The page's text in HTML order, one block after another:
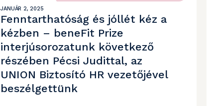
JANUÁR 2, 2025
Fenntarthatóság és jóllét kéz a
kézben – beneFit Prize
interjúsorozatunk következő
részében Pécsi Judittal, az
UNION Biztosító HR vezetőjével
beszélgettünk